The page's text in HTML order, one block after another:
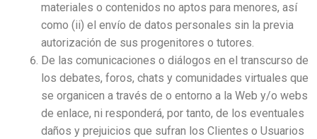
materiales o contenidos no aptos para menores, así
como (ii) el envío de datos personales sin la previa
autorización de sus progenitores o tutores.
De las comunicaciones o diálogos en el transcurso de
los debates, foros, chats y comunidades virtuales que
se organicen a través de o entorno a la Web y/o webs
de enlace, ni responderá, por tanto, de los eventuales
daños y prejuicios que sufran los Clientes o Usuarios